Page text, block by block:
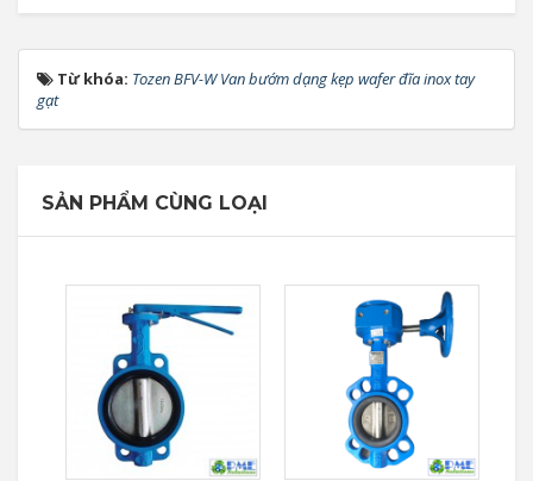
Từ khóa: Tozen BFV-W Van bướm dạng kẹp wafer đĩa inox tay
gạt
SẢN PHẨM CÙNG LOẠI